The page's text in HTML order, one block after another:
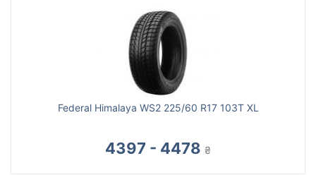
Federal Himalaya WS2 225/60 R17 103T XL
4397 - 4478 ₴